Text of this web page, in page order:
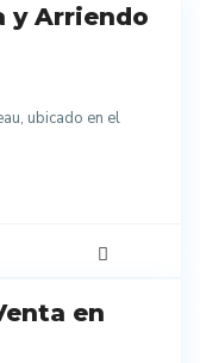
y Arriendo
ubicado en el
en